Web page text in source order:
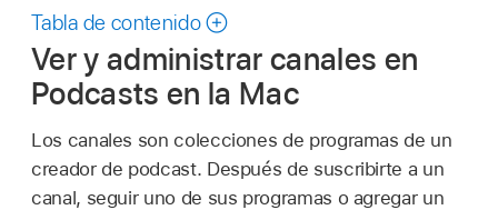
Tabla de contenido
Ver y administrar canales en
Podcasts en la Mac
Los canales son colecciones de programas de un
creador de podcast. Después de suscribirte a un
canal, seguir uno de sus programas o agregar un